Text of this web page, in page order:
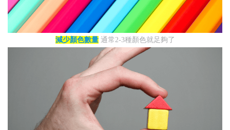
減少顏色數量通常2-3種顏色就足夠了